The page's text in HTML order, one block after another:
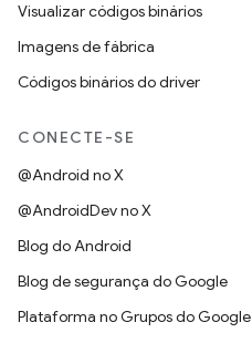
Visualizar códigos binários
Imagens de fábrica
Códigos binários do driver
CONECTE-SE
@Android no X
@AndroidDev no X
Blog do Android
Blog de segurança do Google
Plataforma no Grupos do Google